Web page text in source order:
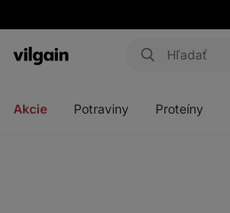
Eshop
Akcie Potraviny Proteíny